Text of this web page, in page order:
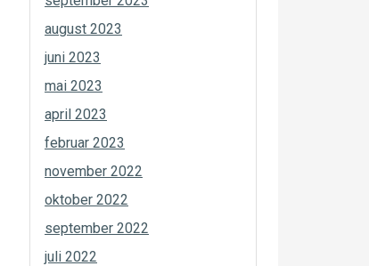
august 2023
juni 2023
mai 2023
april 2023
februar 2023
november 2022
oktober 2022
september 2022
juli 2022